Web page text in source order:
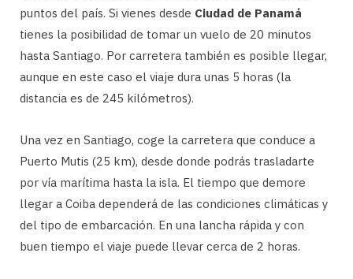
puntos del país. Si vienes desde Ciudad de Panamá
tienes la posibilidad de tomar un vuelo de 20 minutos
hasta Santiago. Por carretera también es posible llegar,
aunque en este caso el viaje dura unas 5 horas (la
distancia es de 245 kilómetros).
Una vez en Santiago, coge la carretera que conduce a
Puerto Mutis (25 km), desde donde podrás trasladarte
por vía marítima hasta la isla. El tiempo que demore
llegar a Coiba dependerá de las condiciones climáticas y
del tipo de embarcación. En una lancha rápida y con
buen tiempo el viaje puede llevar cerca de 2 horas.